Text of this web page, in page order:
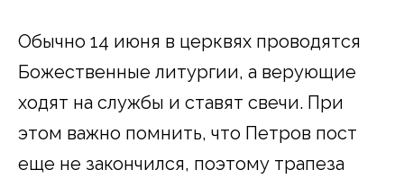
Обычно 14 июня в церквях проводятся
Божественные литургии, а верующие
ходят на службы и ставят свечи. При
этом важно помнить, что Петров пост
еще не закончился, поэтому трапеза